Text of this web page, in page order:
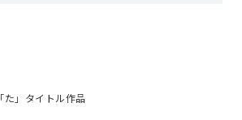
「た」タイトル作品